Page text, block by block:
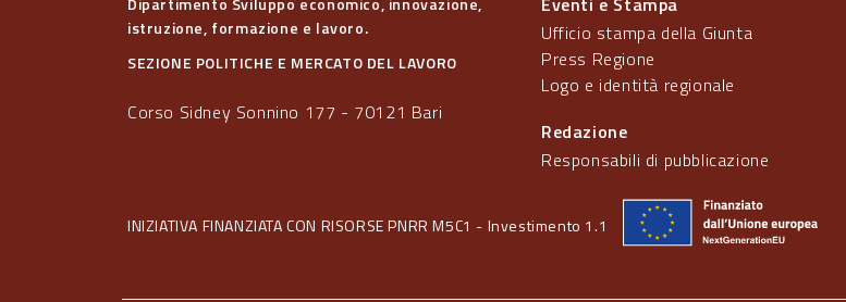
istruzione, formazione e lavoro.
SEZIONE POLITICHE E MERCATO DEL LAVORO
Corso Sidney Sonnino 177 - 70121 Bari
Ufficio stampa della Giunta
Press Regione
Logo e identità regionale
Redazione
Responsabili di pubblicazione
INIZIATIVA FINANZIATA CON RISORSE PNRR M5C1 - Investimento 1.1